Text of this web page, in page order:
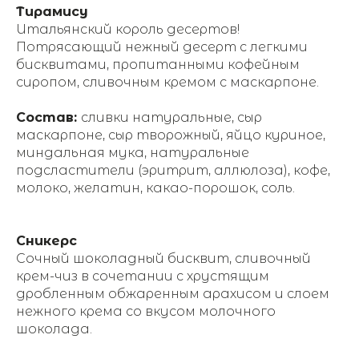
Тирамису
Итальянский король десертов!
Потрясающий нежный десерт с легкими
бисквитами, пропитанными кофейным
сиропом, сливочным кремом с маскарпоне.
Состав: сливки натуральные, сыр
маскарпоне, сыр творожный, яйцо куриное,
миндальная мука, натуральные
подсластители (эритрит, аллюлоза), кофе,
молоко, желатин, какао-порошок, соль.
Сникерс
Сочный шоколадный бисквит, сливочный
крем-чиз в сочетании с хрустящим
дробленным обжаренным арахисом и слоем
нежного крема со вкусом молочного
шоколада.